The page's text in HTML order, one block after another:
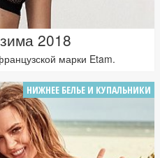
2018
марки Etam.
НИЖНЕЕ БЕЛЬЕ И КУПАЛЬНИКИ